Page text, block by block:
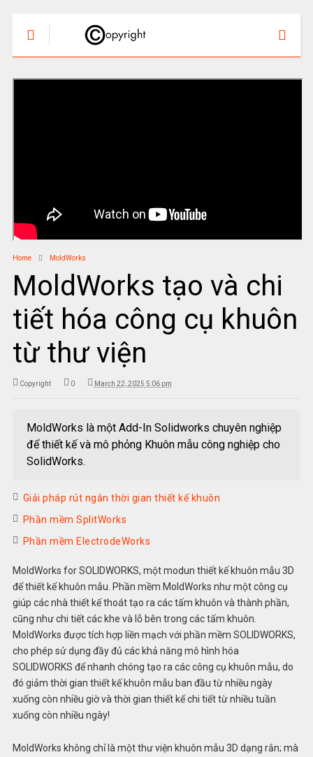
Home MoldWorks
MoldWorks tạo và chi
tiết hóa công cụ khuôn
từ thư viện
Copyright 0 March 22, 2025 5:06 pm
MoldWorks là một Add-In Solidworks chuyên nghiệp
để thiết kế và mô phỏng Khuôn mẫu công nghiệp cho
SolidWorks.
Giải pháp rút ngắn thời gian thiết kế khuôn
Phần mềm SplitWorks
Phần mềm ElectrodeWorks
MoldWorks for SOLIDWORKS, một modun thiết kế khuôn mẫu 3D
để thiết kế khuôn mẫu. Phần mềm MoldWorks như một công cụ
giúp các nhà thiết kế thoát tạo ra các tấm khuôn và thành phần,
cũng như chi tiết các khe và lỗ bên trong các tấm khuôn.
MoldWorks được tích hợp liền mạch với phần mềm SOLIDWORKS,
cho phép sử dụng đầy đủ các khả năng mô hình hóa
SOLIDWORKS để nhanh chóng tạo ra các công cụ khuôn mẫu, do
đó giảm thời gian thiết kế khuôn mẫu ban đầu từ nhiều ngày
xuống còn nhiều giờ và thời gian thiết kế chi tiết từ nhiều tuần
xuống còn nhiều ngày!
MoldWorks không chỉ là một thư viện khuôn mẫu 3D dạng rắn; mà